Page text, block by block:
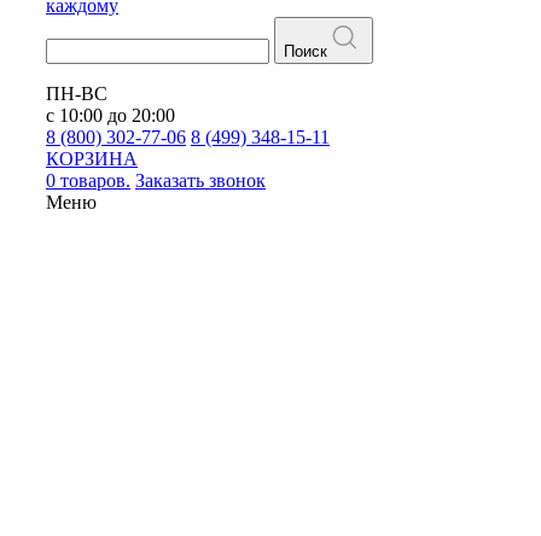
каждому
Поиск
ПН-ВС
с 10:00 до 20:00
8 (800) 302-77-06 8 (499) 348-15-11
КОРЗИНА
0 товаров. Заказать звонок
Меню